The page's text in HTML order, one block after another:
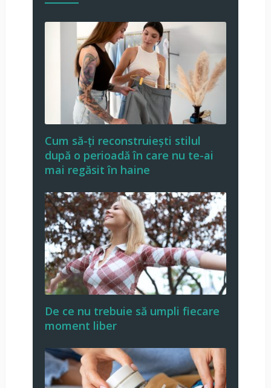
Cum să-ți reconstruiești stilul
după o perioadă în care nu te-ai
mai regăsit în haine
De ce nu trebuie să umpli fiecare
moment liber